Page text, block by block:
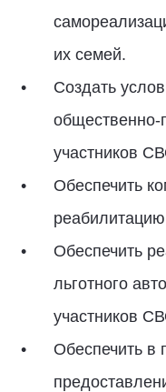
их семей.
Создать
общественно-
участников
Обеспечить
Обеспечить
льготного
участников
Обеспечить в